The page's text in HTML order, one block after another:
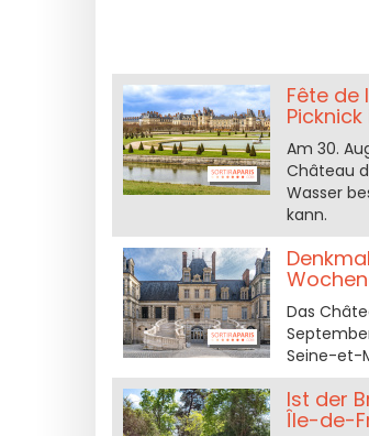
Fête de
Am 30.
Château
Wasser
kann.
Das
Seine-et-
Ist der
Île-de-